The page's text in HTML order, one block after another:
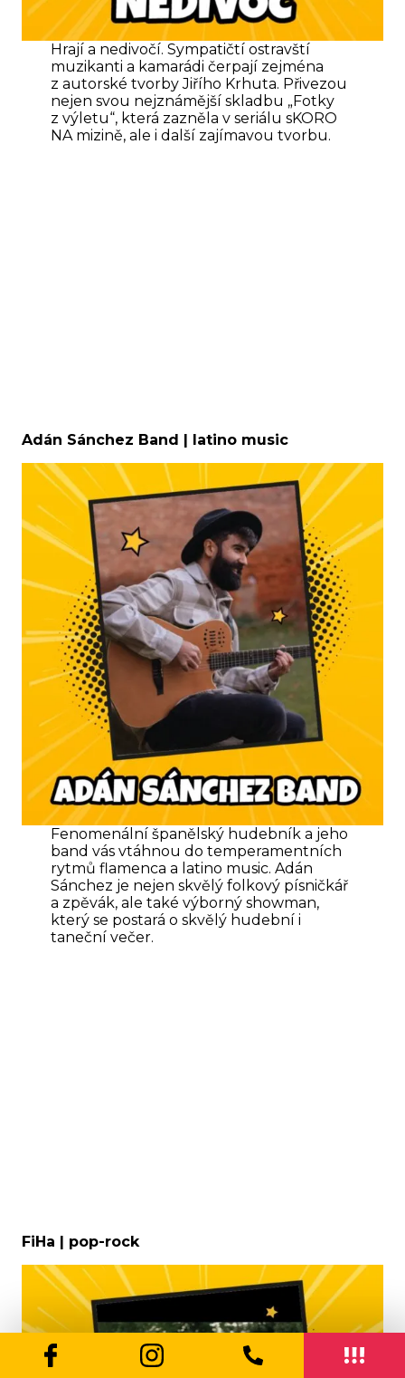
Hrají a nedivočí. Sympatičtí ostravští
muzikanti a kamarádi čerpají zejména
z autorské tvorby Jiřího Krhuta. Přivezou
nejen svou nejznámější skladbu „Fotky
z výletu“, která zazněla v seriálu sKORO
NA mizině, ale i další zajímavou tvorbu.
Adán Sánchez Band | latino music
Fenomenální španělský hudebník a jeho
band vás vtáhnou do temperamentních
rytmů flamenca a latino music. Adán
Sánchez je nejen skvělý folkový písničkář
a zpěvák, ale také výborný showman,
který se postará o skvělý hudební i
taneční večer.
FiHa | pop-rock